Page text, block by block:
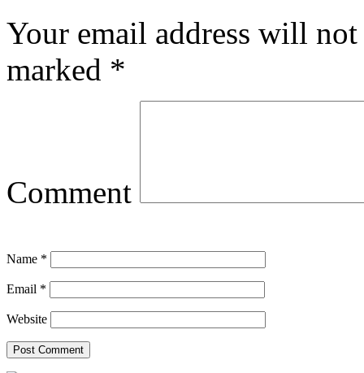
Your email address will
marked *
Comment
Name *
Email *
Website